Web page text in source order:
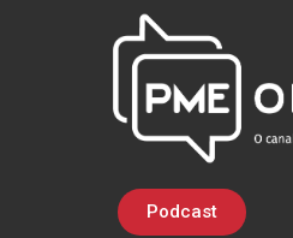
Podcast